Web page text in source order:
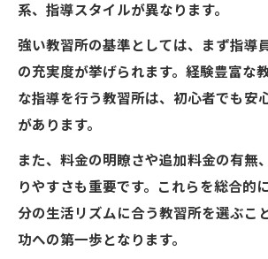
系、指導スタイルが異なります。
強い教習所の基準としては、まず指導
の充実度が挙げられます。経験豊富な
な指導を行う教習所は、初心者でも安
があります。
また、料金の明瞭さや追加料金の有無
りやすさも重要です。これらを総合的
分の生活リズムに合う教習所を選ぶこ
功への第一歩となります。